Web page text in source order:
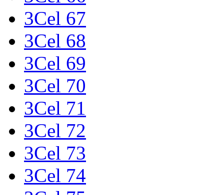
3Cel 67
3Cel 68
3Cel 69
3Cel 70
3Cel 71
3Cel 72
3Cel 73
3Cel 74